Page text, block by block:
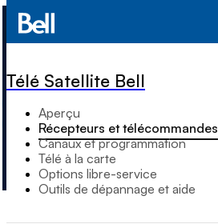
Télé Satellite Bell
Aperçu
Récepteurs et télécommandes
Canaux et programmation
Télé à la carte
Options libre-service
Outils de dépannage et aide